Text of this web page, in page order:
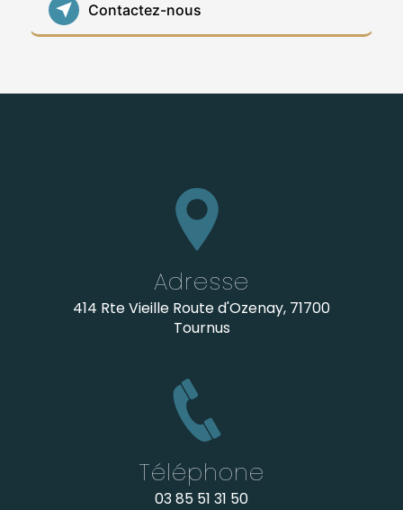
Contactez-nous
Adresse
414 Rte Vieille Route d'Ozenay, 71700
Tournus
Téléphone
03 85 51 31 50